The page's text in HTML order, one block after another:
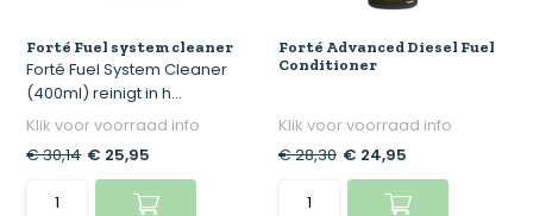
Forté Fuel system cleaner
Forté Fuel System Cleaner
(400ml) reinigt in h...
Klik voor voorraad info
€ 30,14 € 25,95
Forté Advanced Diesel Fuel
Conditioner
Klik voor voorraad info
€ 28,30 € 24,95